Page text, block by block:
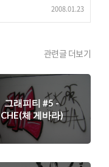
2008.01.23
관련글 더보기
그래피티 #5 -
CHE(체 게바라)